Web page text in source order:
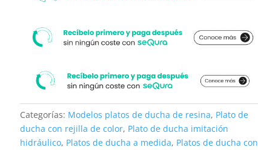
Categorías: Modelos platos de ducha de resina, Plato de
ducha con rejilla de color, Plato de ducha imitación
hidráulico, Platos de ducha a medida, Platos de ducha con